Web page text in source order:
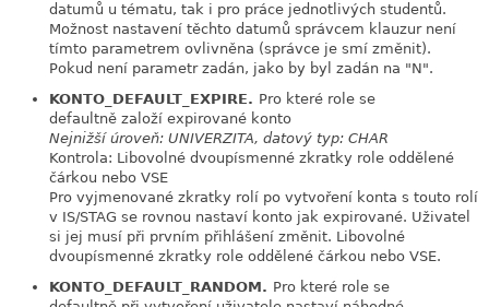
datumů u tématu, tak i pro práce jednotlivých studentů.
Možnost nastavení těchto datumů správcem klauzur není
tímto parametrem ovlivněna (správce je smí změnit).
Pokud není parametr zadán, jako by byl zadán na "N".
KONTO_DEFAULT_EXPIRE. Pro které role se
defaultně založí expirované konto
Nejnižší úroveň: UNIVERZITA, datový typ: CHAR
Kontrola: Libovolné dvoupísmenné zkratky role oddělené
čárkou nebo VSE
Pro vyjmenované zkratky rolí po vytvoření konta s touto rolí
v IS/STAG se rovnou nastaví konto jak expirované. Uživatel
si jej musí při prvním přihlášení změnit. Libovolné
dvoupísmenné zkratky role oddělené čárkou nebo VSE.
KONTO_DEFAULT_RANDOM. Pro které role se